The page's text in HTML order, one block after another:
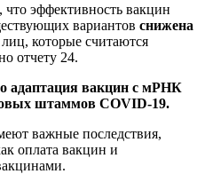
эффективность вакцин
вариантов снижена
которые считаются
отчету 24.
адаптация вакцин с мРНК
штаммов COVID-19.
важные последствия,
оплата вакцин и